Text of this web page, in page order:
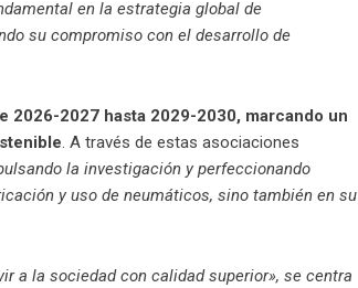
en la estrategia global de
su compromiso con el desarrollo de
2026-2027 hasta 2029-2030, marcando un
. A través de estas asociaciones
la investigación y perfeccionando
y uso de neumáticos, sino también en su
a la sociedad con calidad superior», se centra